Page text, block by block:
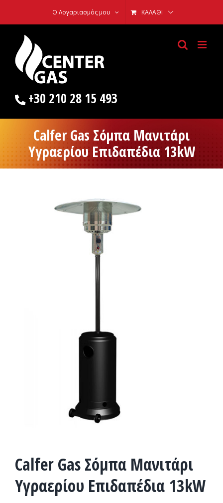
content
Ο Λογαριασμός μου ΚΑΛΆΘΙ
+30 210 28 15 493
Calfer Gas Σόμπα Μανιτάρι
Υγραερίου Επιδαπέδια 13kW
Calfer Gas Σόμπα Μανιτάρι
Υγραερίου Επιδαπέδια 13kW